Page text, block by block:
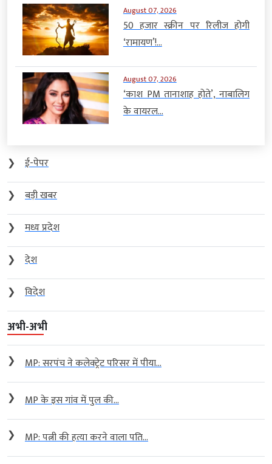
August 07, 2026
50 हजार स्क्रीन पर रिलीज होगी
‘रामायण’!...
August 07, 2026
‘काश PM तानाशाह होते’, नाबालिग
के वायरल...
❯
ई-पेपर
❯
बड़ी खबर
❯
मध्य प्रदेश
❯
देश
❯
विदेश
अभी-अभी
❯ MP: सरपंच ने कलेक्ट्रेट परिसर में पीया...
❯ MP के इस गांव में पुल की...
❯ MP: पत्नी की हत्या करने वाला पति...